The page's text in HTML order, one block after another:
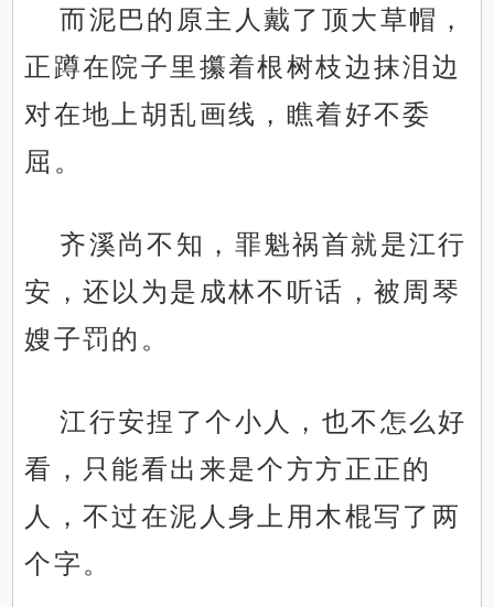
而泥巴的原主人戴了顶大草帽，
正蹲在院子里攥着根树枝边抹泪边
对在地上胡乱画线，瞧着好不委
屈。
齐溪尚不知，罪魁祸首就是江行
安，还以为是成林不听话，被周琴
嫂子罚的。
江行安捏了个小人，也不怎么好
看，只能看出来是个方方正正的
人，不过在泥人身上用木棍写了两
个字。